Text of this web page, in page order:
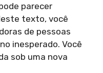
parecer
texto, você
de pessoas
inesperado. Você
sob uma nova